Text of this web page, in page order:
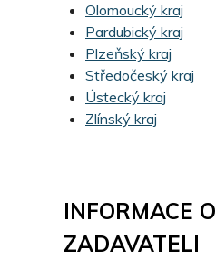
Olomoucký kraj
Pardubický kraj
Plzeňský kraj
Středočeský kraj
Ústecký kraj
Zlínský kraj
INFORMACE O
ZADAVATELI